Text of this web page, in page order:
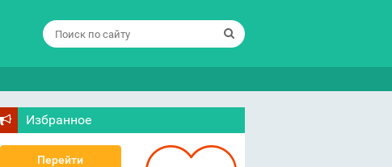
Избранное
Перейти